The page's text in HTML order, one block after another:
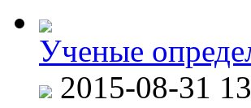
Ученые
2015-08-31